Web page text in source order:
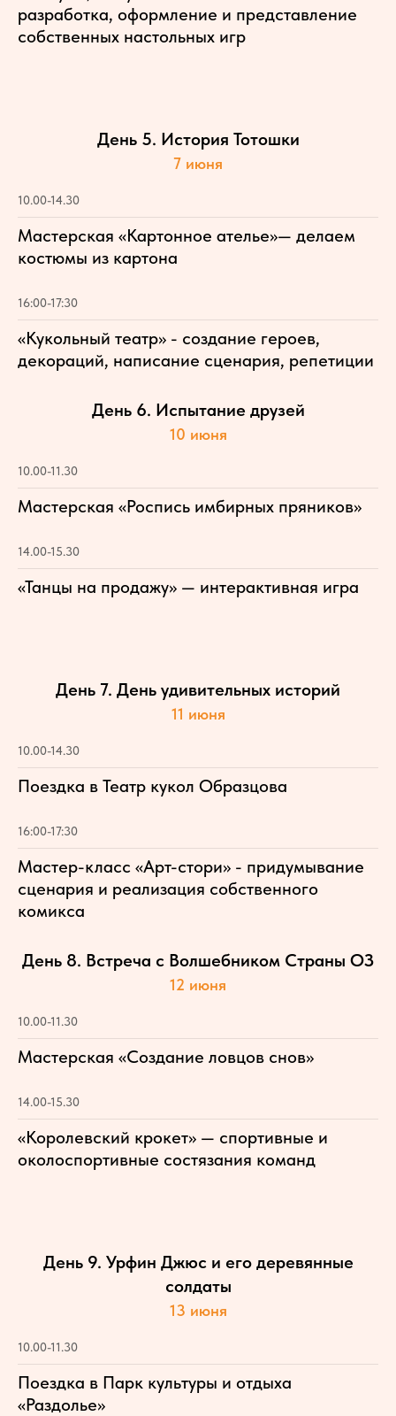
разработка, оформление и представление
собственных настольных игр
День 5. История Тотошки
7 июня
10.00-14.30
Мастерская «Картонное ателье»— делаем
костюмы из картона
16:00-17:30
«Кукольный театр» - создание героев,
декораций, написание сценария, репетиции
День 6. Испытание друзей
10 июня
10.00-11.30
Мастерская «Роспись имбирных пряников»
14.00-15.30
«Танцы на продажу» — интерактивная игра
День 7. День удивительных историй
11 июня
10.00-14.30
Поездка в Театр кукол Образцова
16:00-17:30
Мастер-класс «Арт-стори» - придумывание
сценария и реализация собственного
комикса
День 8. Встреча с Волшебником Страны ОЗ
12 июня
10.00-11.30
Мастерская «Создание ловцов снов»
14.00-15.30
«Королевский крокет» — спортивные и
околоспортивные состязания команд
День 9. Урфин Джюс и его деревянные
солдаты
13 июня
10.00-11.30
Поездка в Парк культуры и отдыха
«Раздолье»